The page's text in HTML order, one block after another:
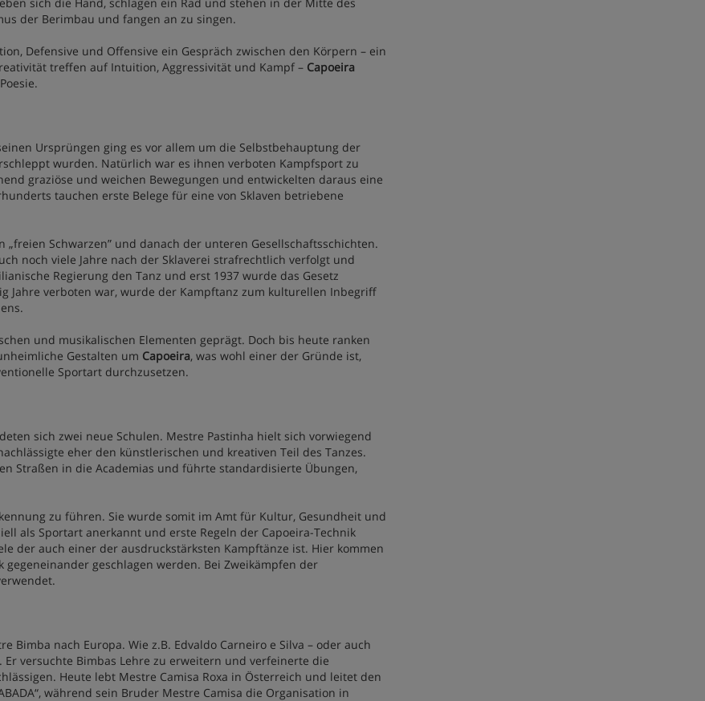
der Berimbau und fangen an zu singen.
Defensive und Offensive ein Gespräch zwischen den Körpern – ein
treffen auf Intuition, Aggressivität und Kampf – Capoeira
Ursprüngen ging es vor allem um die Selbstbehauptung der
wurden. Natürlich war es ihnen verboten Kampfsport zu
graziöse und weichen Bewegungen und entwickelten daraus eine
tauchen erste Belege für eine von Sklaven betriebene
Schwarzen” und danach der unteren Gesellschaftsschichten.
noch viele Jahre nach der Sklaverei strafrechtlich verfolgt und
Regierung den Tanz und erst 1937 wurde das Gesetz
Jahre verboten war, wurde der Kampftanz zum kulturellen Inbegriff
und musikalischen Elementen geprägt. Doch bis heute ranken
Gestalten um Capoeira, was wohl einer der Gründe ist,
Sportart durchzusetzen.
sich zwei neue Schulen. Mestre Pastinha hielt sich vorwiegend
eher den künstlerischen und kreativen Teil des Tanzes.
Straßen in die Academias und führte standardisierte Übungen,
zu führen. Sie wurde somit im Amt für Kultur, Gesundheit und
als Sportart anerkannt und erste Regeln der Capoeira-Technik
der auch einer der ausdruckstärksten Kampftänze ist. Hier kommen
geschlagen werden. Bei Zweikämpfen der
Bimba nach Europa. Wie z.B. Edvaldo Carneiro e Silva – oder auch
Er versuchte Bimbas Lehre zu erweitern und verfeinerte die
Heute lebt Mestre Camisa Roxa in Österreich und leitet den
während sein Bruder Mestre Camisa die Organisation in